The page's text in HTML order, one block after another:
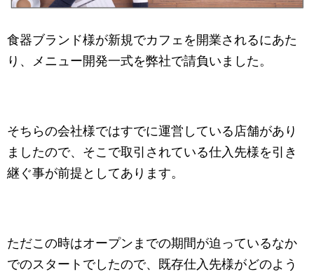
食器ブランド様が新規でカフェを開業されるにあた
り、メニュー開発一式を弊社で請負いました。
そちらの会社様ではすでに運営している店舗があり
ましたので、そこで取引されている仕入先様を引き
継ぐ事が前提としてあります。
ただこの時はオープンまでの期間が迫っているなか
でのスタートでしたので、既存仕入先様がどのよう